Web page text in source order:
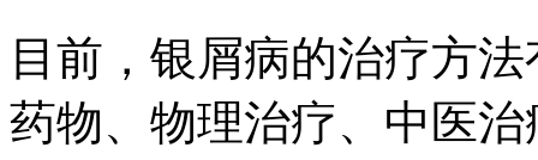
目前，银屑病的治疗方
药物、物理治疗、中医